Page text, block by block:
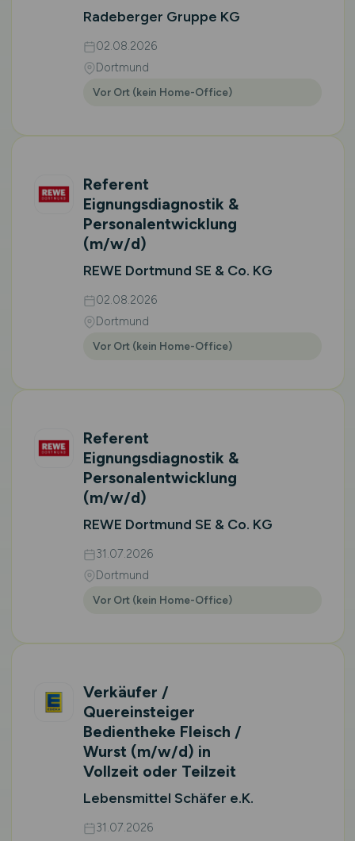
Radeberger Gruppe KG
02.08.2026
Dortmund
Vor Ort (kein Home-Office)
Referent
Eignungsdiagnostik &
Personalentwicklung
(m/w/d)
REWE Dortmund SE & Co. KG
02.08.2026
Dortmund
Vor Ort (kein Home-Office)
Referent
Eignungsdiagnostik &
Personalentwicklung
(m/w/d)
REWE Dortmund SE & Co. KG
31.07.2026
Dortmund
Vor Ort (kein Home-Office)
Verkäufer /
Quereinsteiger
Bedientheke Fleisch /
Wurst (m/w/d) in
Vollzeit oder Teilzeit
Lebensmittel Schäfer e.K.
31.07.2026